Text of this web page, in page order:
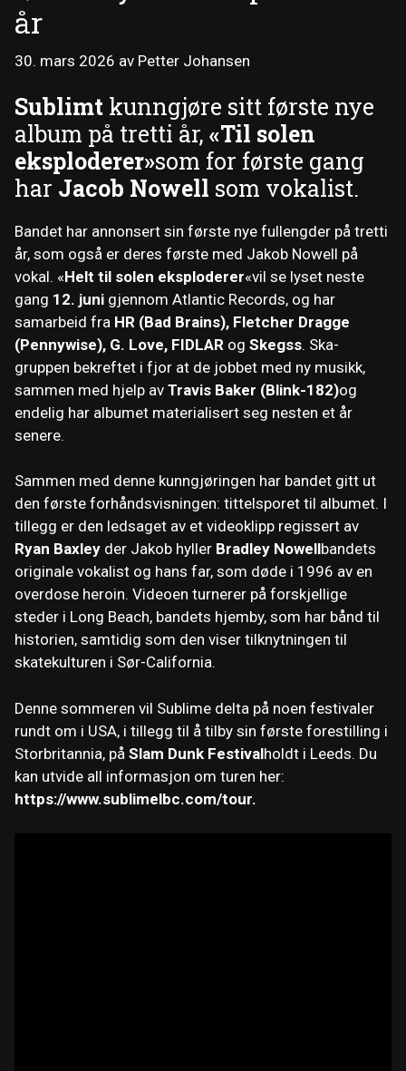
år
30. mars 2026 av Petter Johansen
Sublimt kunngjøre sitt første nye
album på tretti år, «Til solen
eksploderer»som for første gang
har Jacob Nowell som vokalist.
Bandet har annonsert sin første nye fullengder på tretti
år, som også er deres første med Jakob Nowell på
vokal. «Helt til solen eksploderer«vil se lyset neste
gang 12. juni gjennom Atlantic Records, og har
samarbeid fra HR (Bad Brains), Fletcher Dragge
(Pennywise), G. Love, FIDLAR og Skegss. Ska-
gruppen bekreftet i fjor at de jobbet med ny musikk,
sammen med hjelp av Travis Baker (Blink-182)og
endelig har albumet materialisert seg nesten et år
senere.
Sammen med denne kunngjøringen har bandet gitt ut
den første forhåndsvisningen: tittelsporet til albumet. I
tillegg er den ledsaget av et videoklipp regissert av
Ryan Baxley der Jakob hyller Bradley Nowellbandets
originale vokalist og hans far, som døde i 1996 av en
overdose heroin. Videoen turnerer på forskjellige
steder i Long Beach, bandets hjemby, som har bånd til
historien, samtidig som den viser tilknytningen til
skatekulturen i Sør-California.
Denne sommeren vil Sublime delta på noen festivaler
rundt om i USA, i tillegg til å tilby sin første forestilling i
Storbritannia, på Slam Dunk Festivalholdt i Leeds. Du
kan utvide all informasjon om turen her:
https://www.sublimelbc.com/tour.